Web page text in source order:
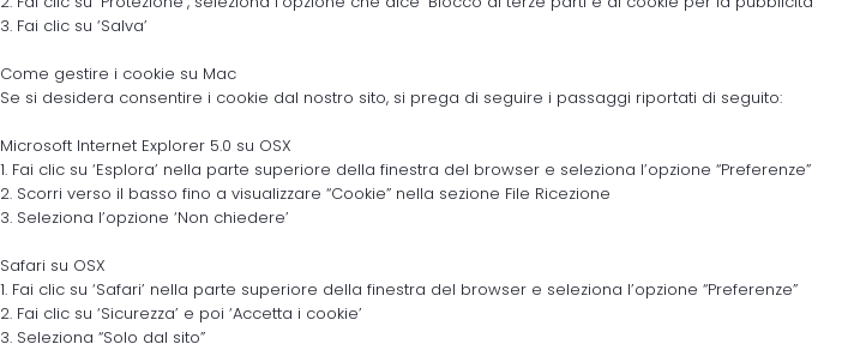
3. Fai clic su ‘Salva’
Come gestire i cookie su Mac
Se si desidera consentire i cookie dal nostro sito, si prega di seguire i passaggi riportati di seguito:
Microsoft Internet Explorer 5.0 su OSX
1. Fai clic su ‘Esplora’ nella parte superiore della finestra del browser e seleziona l’opzione “Preferenze”
2. Scorri verso il basso fino a visualizzare “Cookie” nella sezione File Ricezione
3. Seleziona l’opzione ‘Non chiedere’
Safari su OSX
1. Fai clic su ‘Safari’ nella parte superiore della finestra del browser e seleziona l’opzione “Preferenze”
2. Fai clic su ‘Sicurezza’ e poi ‘Accetta i cookie’
3. Seleziona “Solo dal sito”